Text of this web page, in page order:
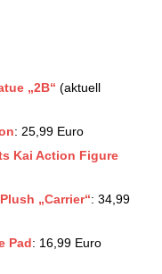
„2B“ (aktuell
: 25,99 Euro
Kai Action Figure
„Carrier“: 34,99
Pad: 16,99 Euro